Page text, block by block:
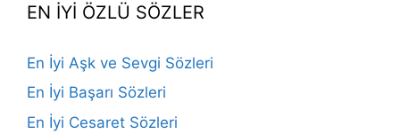
EN İYİ ÖZLÜ SÖZLER
En İyi Aşk ve Sevgi Sözleri
En İyi Başarı Sözleri
En İyi Cesaret Sözleri